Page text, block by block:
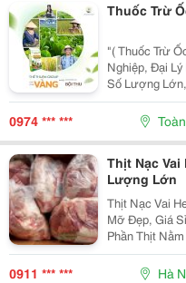
Thuốc Trừ
"( Thuốc Trừ
Nghiệp, Đại Lý
Số Lượng
Trực Tiếp Đến
Nguồn Hàng
Cạnh...
0974 *** ***
Thịt Nạc Vai
Lượng Lớn
Thịt Nạc Vai
Mỡ Đẹp, Giá Sỉ Tốt Thịt Nạc Vai Heo
Phần Thịt
Săn Chắc, Tỷ
Bố Tự Nhiên
0911 *** *** Hà